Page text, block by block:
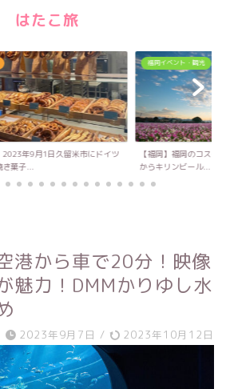
はたこ旅
福岡イベント・観光
福岡】福岡のコスモス名所！10月14日
らキリンビール...
グルメ
【福岡】ふわっ
り立てのハンバ
港から車で20分！映像
魅力！DMMかりゆし水
2023年9月7日 / 2023年10月12日